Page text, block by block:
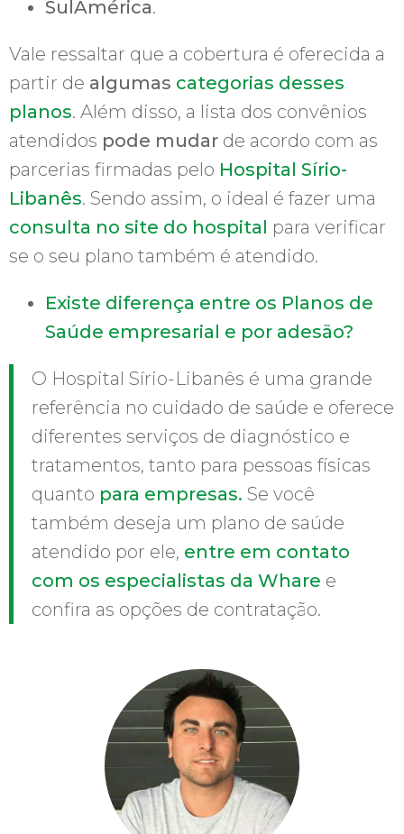
SulAmérica.
Vale ressaltar que a cobertura é oferecida a
partir de algumas categorias desses
planos. Além disso, a lista dos convênios
atendidos pode mudar de acordo com as
parcerias firmadas pelo Hospital Sírio-
Libanês. Sendo assim, o ideal é fazer uma
consulta no site do hospital para verificar
se o seu plano também é atendido.
Existe diferença entre os Planos de
Saúde empresarial e por adesão?
O Hospital Sírio-Libanês é uma grande
referência no cuidado de saúde e oferece
diferentes serviços de diagnóstico e
tratamentos, tanto para pessoas físicas
quanto para empresas. Se você
também deseja um plano de saúde
atendido por ele, entre em contato
com os especialistas da Whare e
confira as opções de contratação.